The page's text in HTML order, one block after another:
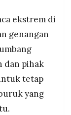
ekstrem di
genangan
dan pihak
tetap
yang